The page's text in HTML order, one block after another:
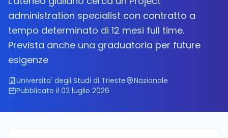
administration specialist con contratto a
tempo determinato di 12 mesi full time.
Prevista anche una graduatoria per future
esigenze
Universita' degli Studi di Trieste
Nazionale
Pubblicato il 02 luglio 2026